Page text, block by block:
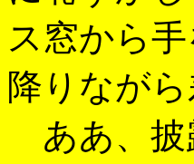
ス窓から手
降りながら
ああ、披